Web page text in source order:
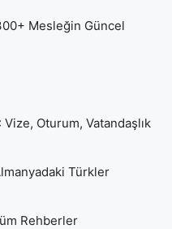
Mesleğin Güncel
Oturum, Vatandaşlık
Türkler
Rehberler